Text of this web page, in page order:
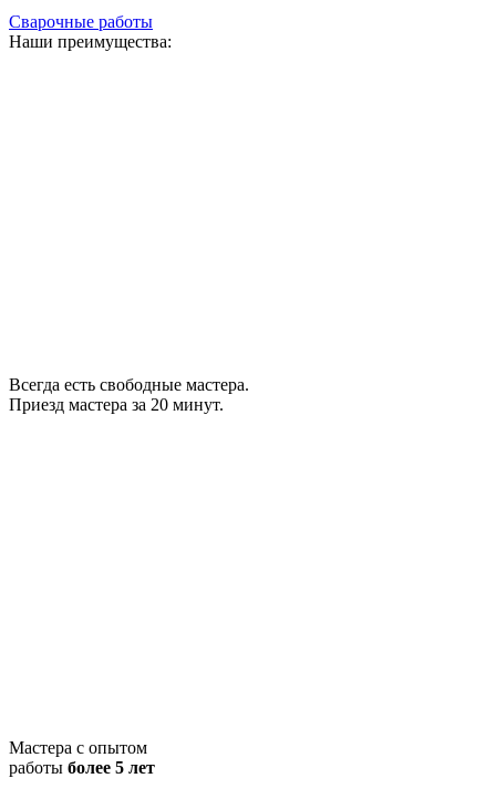
Сварочные работы
Наши преимущества:
Всегда есть свободные мастера.
Приезд мастера за 20 минут.
Мастера с опытом
работы более 5 лет